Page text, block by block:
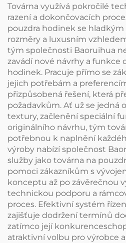
Továrna využívá pokročilé
razení a dokončovacích
pouzdra hodinek se
rozměry a luxusním
tým společnosti Baoruihua
zavádí nové návrhy a funkce
hodinek. Pracuje přímo se
jejich potřebám a
přizpůsobená řešení, která
požadavkům. Ať už se jedná
textury, začlenění speciální
originálního návrhu, tým
potřebnou k naplnění
výroby nabízí společnost
služby jako továrna na
pomoci zákazníkům s
konceptu až po závěrečnou
technickou podporu a
proces. Efektivní systém
zajišťuje dodržení termínů
zatímco její
atraktivní volbu pro výrobce